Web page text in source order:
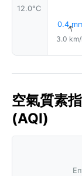
12.0°C
0.4↑
3.0
空氣質素
(AQI)